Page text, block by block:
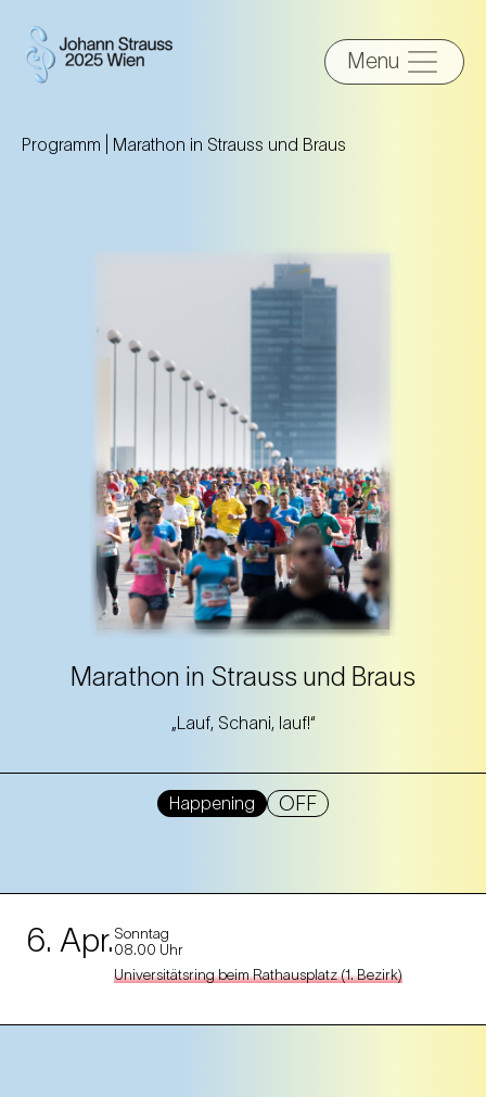
Menu
Programm | Marathon in Strauss und Braus
Marathon in Strauss und Braus
„Lauf, Schani, lauf!“
Happening OFF
6. Apr.Sonntag
08.00 Uhr
Universitätsring beim Rathausplatz (1. Bezirk)